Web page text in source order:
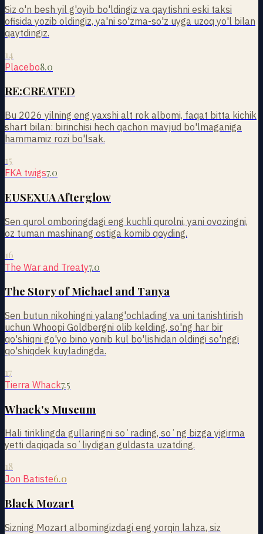
Siz o'n besh yil g'oyib bo'ldingiz va qaytishni eski taksi
ofisida yozib oldingiz, ya'ni so'zma-so'z uyga uzoq yo'l bilan
qaytdingiz.
14
Placebo8.0
RE:CREATED
Bu 2026 yilning eng yaxshi alt rok albomi, faqat bitta kichik
shart bilan: birinchisi hech qachon mavjud bo'lmaganiga
hammamiz rozi bo'lsak.
15
FKA twigs7.0
EUSEXUA Afterglow
Sen qurol omboringdagi eng kuchli qurolni, yani ovozingni,
oz tuman mashinang ostiga komib qoyding.
16
The War and Treaty7.0
The Story of Michael and Tanya
Sen butun nikohingni yalang'ochlading va uni tanishtirish
uchun Whoopi Goldbergni olib kelding, so'ng har bir
qo'shiqni go'yo bino yonib kul bo'lishidan oldingi so'nggi
qo'shiqdek kuyladingda.
17
Tierra Whack7.5
Whack's Museum
Hali tiriklingda gullaringni soʻrading, soʻng bizga yigirma
yetti daqiqada soʻliydigan guldasta uzatding.
18
Jon Batiste6.0
Black Mozart
Sizning Mozart albomingizdagi eng yorqin lahza, siz